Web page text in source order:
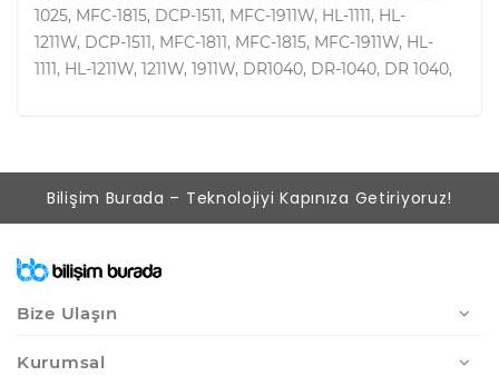
1025, MFC-1815, DCP-1511, MFC-1911W, HL-1111, HL-
1211W, DCP-1511, MFC-1811, MFC-1815, MFC-1911W, HL-
1111, HL-1211W, 1211W, 1911W, DR1040, DR-1040, DR 1040,
Bilişim Burada – Teknolojiyi Kapınıza Getiriyoruz!
Bize Ulaşın
Kurumsal